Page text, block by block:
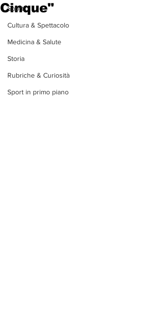
Sport
Cultura & Spettacolo
Medicina & Salute
Storia
Rubriche & Curiosità
Sport in primo piano
Cinque"